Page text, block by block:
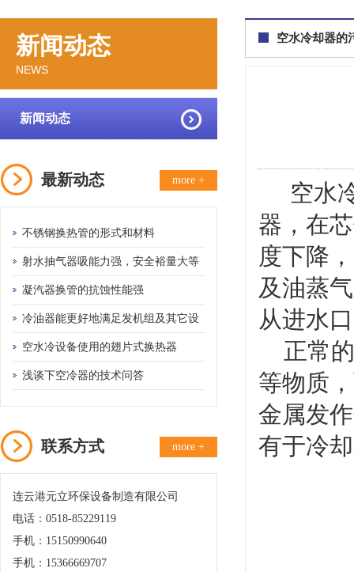
新闻动态
NEWS
新闻动态
最新动态 more +
不锈钢换热管的形式和材料
射水抽气器吸能力强，安全裕量大等
优点
凝汽器换管的抗蚀性能强
冷油器能更好地满足发机组及其它设
备的需要
空水冷设备使用的翅片式换热器
浅谈下空冷器的技术问答
联系方式 more +
连云港元立环保设备制造有限公司
电话：0518-85229119
手机：15150990640
手机：15366669707
空水冷却器的
空水冷
器，在
度下降
及油蒸
从进水
正常的
等物质
金属发
有于冷